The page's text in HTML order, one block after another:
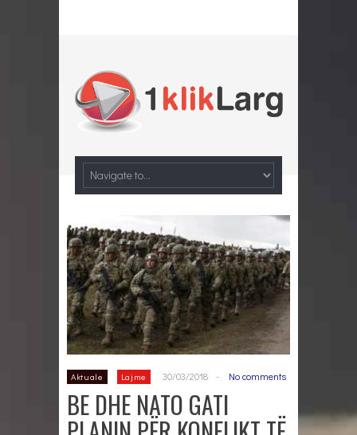
Aktuale Lajme 30/03/2018 - No comments
BE DHE NATO GATI